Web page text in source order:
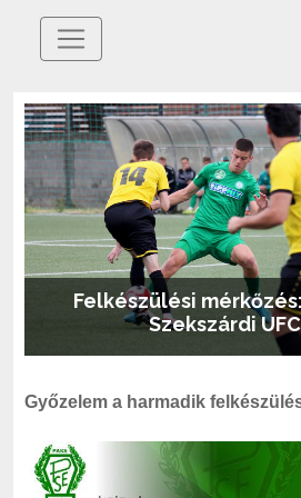
Felkészülési mérkőzés:
Szekszárdi
Győzelem a harmadik